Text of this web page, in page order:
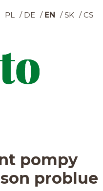
PL DE EN SK CS
pompy
problue